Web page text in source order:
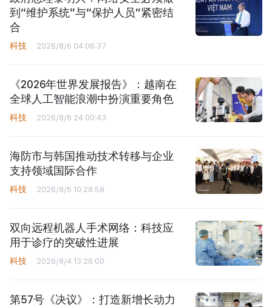
到“维护系统”与“保护人员”紧密结
合
科技 2026/8/6 04:06:37
《2026年世界发展报告》：越南在
全球人工智能浪潮中扮演重要角色
科技 2026/8/6 24:00:43
海防市与韩国推动技术转移与企业
支持领域国际合作
科技 2026/8/5 10:28:58
双向远程机器人手术网络：科技应
用于诊疗的突破性进展
科技 2026/8/4 13:26:00
第57号《决议》：打造新增长动力